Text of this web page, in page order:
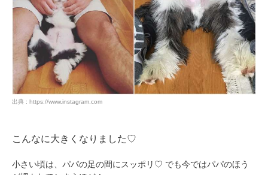
出典 : https://www.instagram.com
こんなに大きくなりました♡
小さい頃は、パパの足の間にスッポリ♡ でも今ではパパのほう